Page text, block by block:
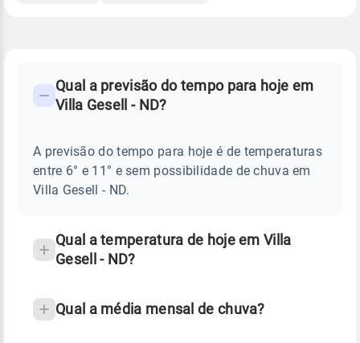
PREVISÃO
TEMPO
GESELL
Perguntas
sobre
chuva
Qual a previsão do tempo para hoje em
Villa Gesell - ND?
A previsão do tempo para hoje é de temperaturas
entre 6° e 11° e sem possibilidade de chuva em
Villa Gesell - ND.
Qual a temperatura de hoje em Villa
Gesell - ND?
Qual a média mensal de chuva?